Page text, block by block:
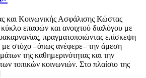
και Κοινωνικής Ασφάλισης Κώστας
επαφών και ανοιχτού διαλόγου με
πραγματοποιώντας επίσκεψη
στόχο –όπως ανέφερε– την άμεση
της καθημερινότητας και την
τοπικών κοινωνιών. Στο πλαίσιο της